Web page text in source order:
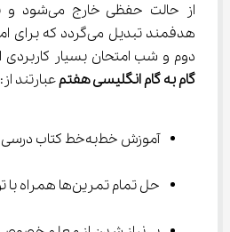
از حالت
هدفمند تبدیل
دوم و شب امتحان بسیار
گام به گام انگلیسی هفتم عبارتند از:
آموزش خط‌به‌خط کتاب درسی مطابق آخرین تغییرات
حل تمام تمرین‌ها همراه با توضیح کامل و قابل فهم